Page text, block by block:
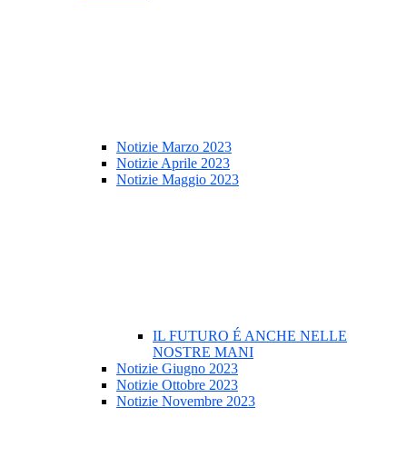
Notizie Marzo 2023
Notizie Aprile 2023
Notizie Maggio 2023
IL FUTURO É ANCHE NELLE
NOSTRE MANI
Notizie Giugno 2023
Notizie Ottobre 2023
Notizie Novembre 2023